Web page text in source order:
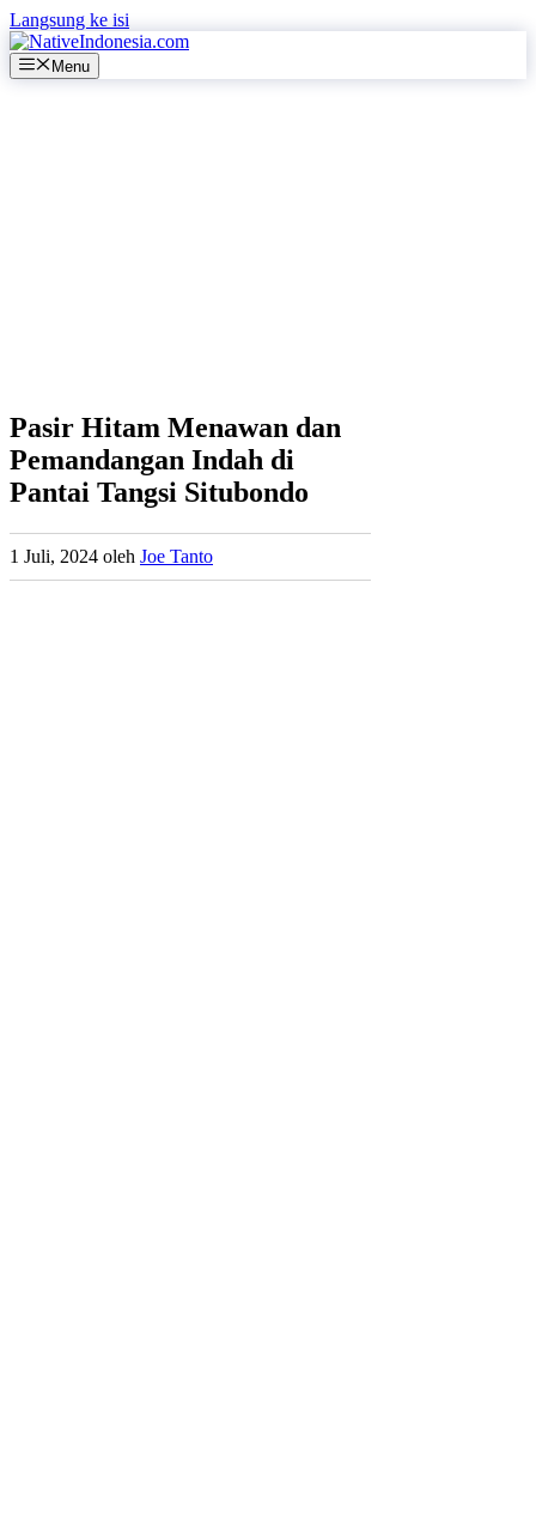
Langsung ke isi
Menu
Pasir Hitam Menawan dan
Pemandangan Indah di
Pantai Tangsi Situbondo
1 Juli, 2024 oleh Joe Tanto